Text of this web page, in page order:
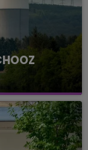
situation
est toujours